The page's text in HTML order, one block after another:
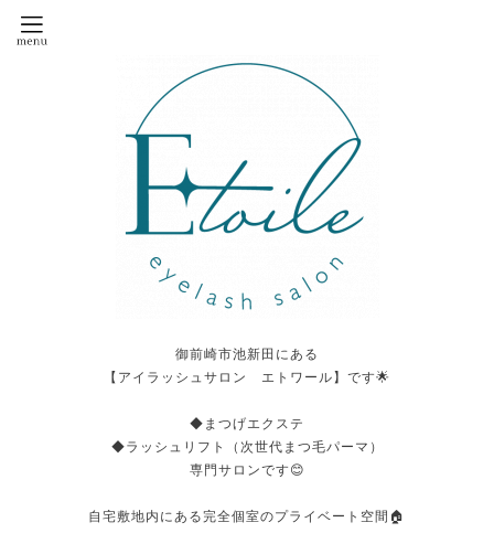
御前崎市池新田にある
【アイラッシュサロン エトワール】です🌟
◆まつげエクステ
◆ラッシュリフト（次世代まつ毛パーマ）
専門サロンです😊
自宅敷地内にある完全個室のプライベート空間🏠